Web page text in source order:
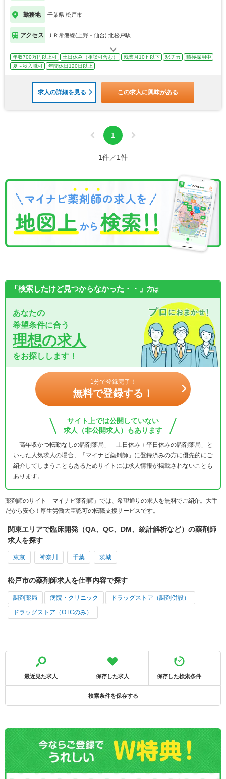
勤務地 千葉県 松戸市
アクセス ＪＲ常磐線(上野－仙台) 北松戸駅
年収700万円以上可 土日休み（相談可含む） 残業月10ｈ以下 駅チカ
積極採用中
夏～秋入職可
年間休日120日以上
求人の詳細を見る この求人に興味がある
1
1件／1件
「検索したけど見つからなかった・・」 方は
あなたの
希望条件に合う
理想の求人
をお探しします！
1分で登録完了！
無料で登録する！
サイト上では公開していない
求人（非公開求人）もあります
「高年収かつ転勤なしの調剤薬局」「土日休み＋平日休みの調剤薬局」と
いった人気求人の場合、「マイナビ薬剤師」に登録済みの方に優先的にご
紹介してしまうこともあるためサイトには求人情報が掲載されないことも
あります。
薬剤師のサイト「マイナビ薬剤師」では、希望通りの求人を無料でご紹介。大手
だから安心！厚生労働大臣認可の転職支援サービスです。
関東エリアで臨床開発（QA、QC、DM、統計解析など）の薬剤師
求人を探す
東京 神奈川 千葉 茨城
松戸市の薬剤師求人を仕事内容で探す
調剤薬局 病院・クリニック ドラッグストア（調剤併設）
ドラッグストア（OTCのみ）
最近見た求人 保存した求人 保存した検索条件
検索条件を保存する